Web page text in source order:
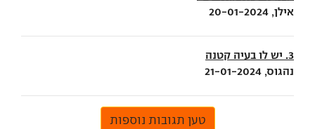
אילן, 20-01-2024
3. יש לו בעיה קטנה
נהגוס, 21-01-2024
טען תגובות נוספות